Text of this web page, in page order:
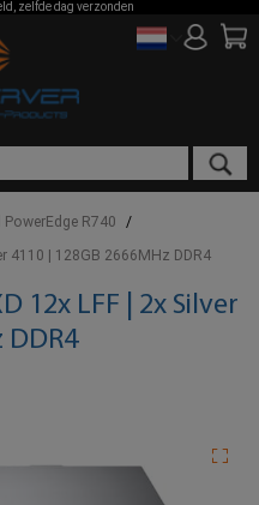
zelfde dag verzonden
PowerEdge R740
4110 | 128GB 2666MHz DDR4
12x LFF | 2x Silver
DDR4